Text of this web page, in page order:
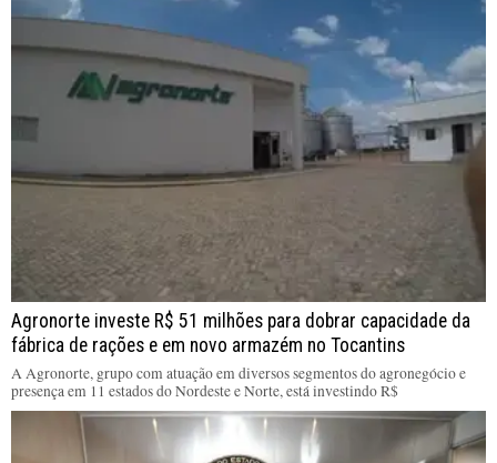
Agronorte investe R$ 51 milhões para dobrar capacidade da
fábrica de rações e em novo armazém no Tocantins
A Agronorte, grupo com atuação em diversos segmentos do agronegócio e
presença em 11 estados do Nordeste e Norte, está investindo R$